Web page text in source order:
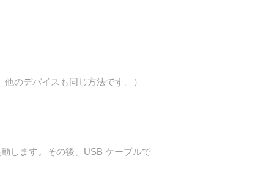
のデバイスも同じ方法です。）
します。その後、USB ケーブルで